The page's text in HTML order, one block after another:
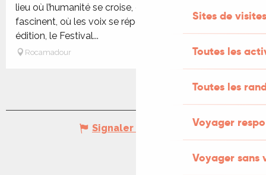
Sites de visites
Toutes les
Toutes les
Voyager
Voyager sans
lieu où l’humanité se croise, où les paysages
fascinent, où les voix se répondent. Pour cette 21e
édition, le Festival...
Rocamadour
Signaler une erreur